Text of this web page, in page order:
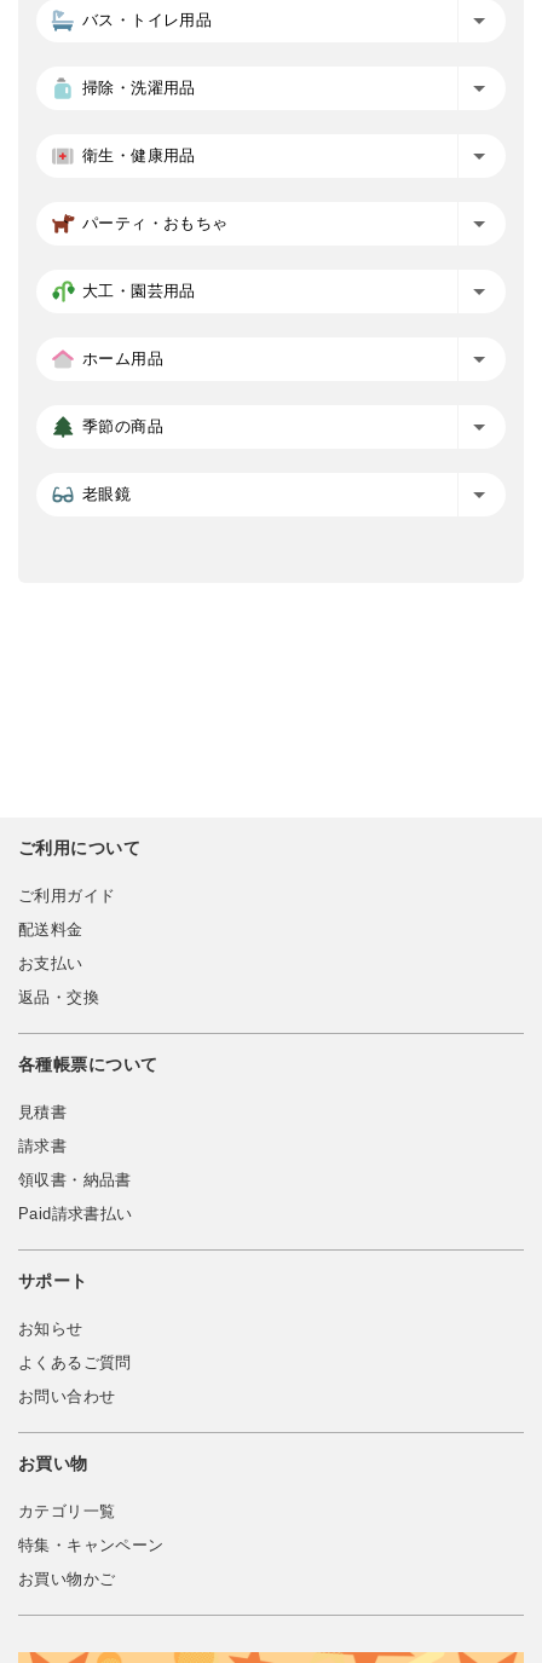
バス・トイレ用品
掃除・洗濯用品
衛生・健康用品
パーティ・おもちゃ
大工・園芸用品
ホーム用品
季節の商品
老眼鏡
ご利用について
ご利用ガイド
配送料金
お支払い
返品・交換
各種帳票について
見積書
請求書
領収書・納品書
Paid請求書払い
サポート
お知らせ
よくあるご質問
お問い合わせ
お買い物
カテゴリ一覧
特集・キャンペーン
お買い物かご